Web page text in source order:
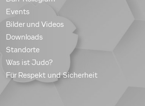
Events
Bilder und Videos
Downloads
Standorte
Was ist Judo?
Für Respekt und Sicherheit